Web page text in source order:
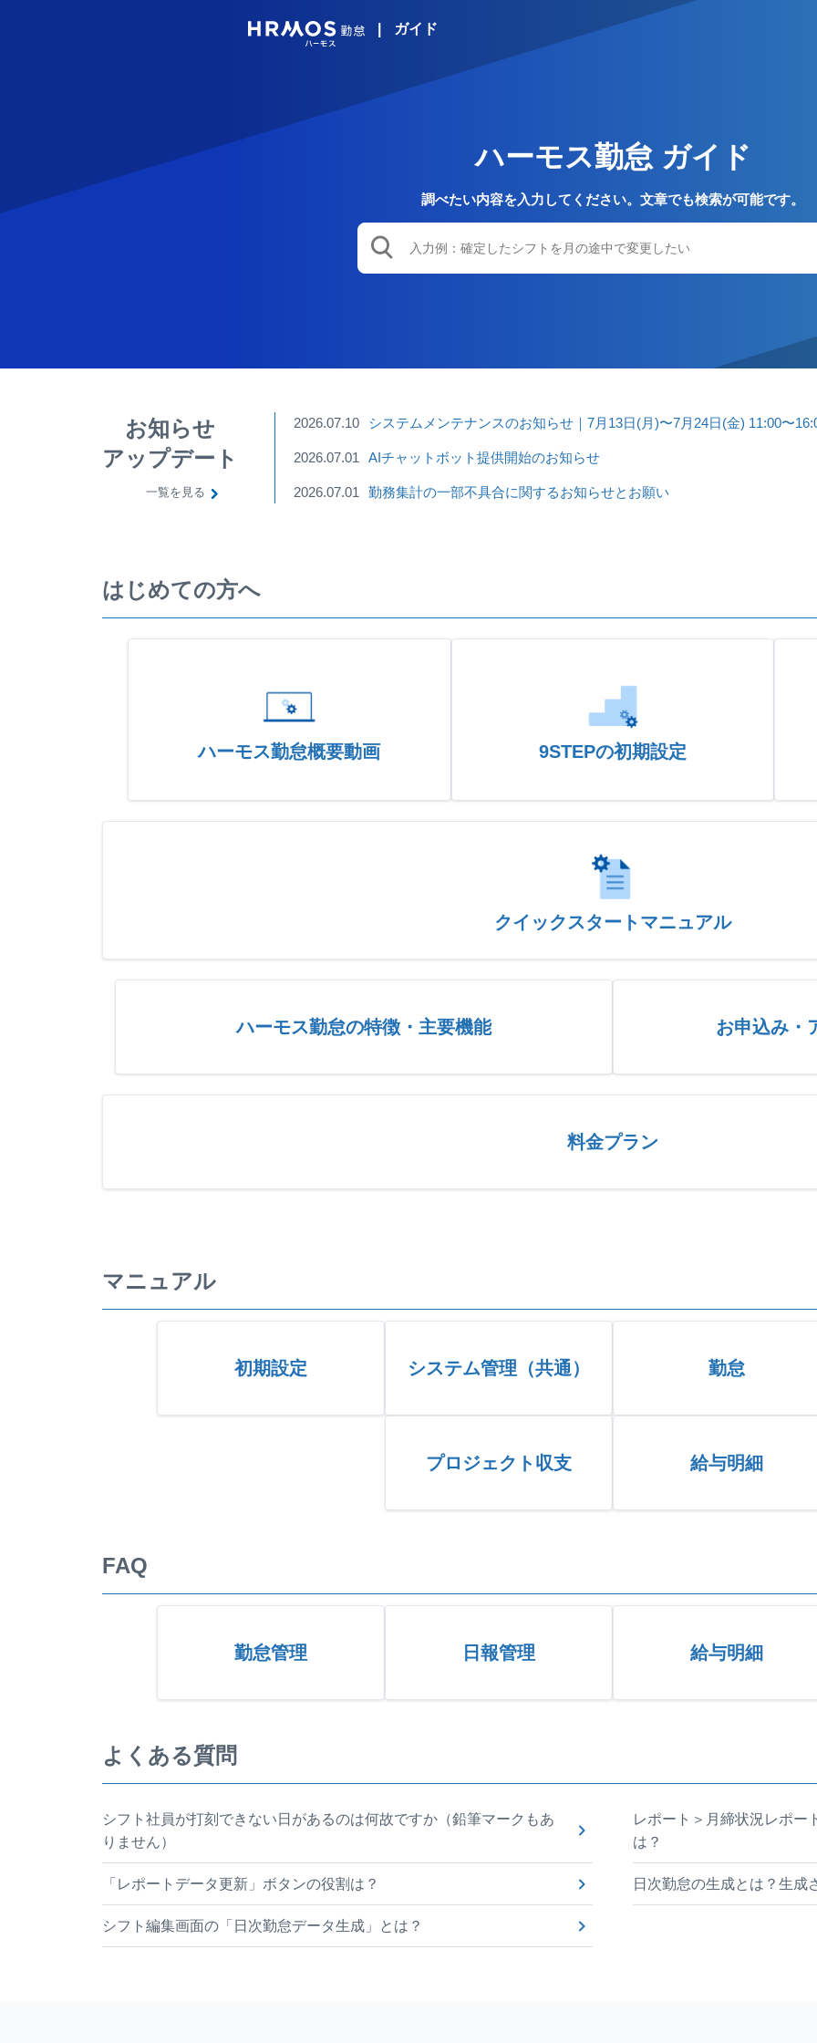
HRMOSガイド
ハーモス勤怠 ガイド
調べたい内容を入力してください。文章でも検索が可能です。
お知らせ
アップデート
一覧を見る
2026.07.10 システムメンテナンスのお知らせ｜7月13日(月)〜7月24日(金) 11:00〜
2026.07.01 AIチャットボット提供開始のお知らせ
2026.07.01 勤務集計の一部不具合に関するお知らせとお願い
はじめての方へ
ハーモス勤怠概要動画 9STEPの初期設定
クイックスタートマニュアル
ハーモス勤怠の特徴・主要機能 お申込み・
料金プラン
マニュアル
初期設定 システム管理（共通） 勤怠
プロジェクト収支 給与明細
FAQ
勤怠管理 日報管理 給与明細
よくある質問
シフト社員が打刻できない日があるのは何故ですか（鉛筆マークもあ
りません）
レポート＞月締状況レポー
は？
「レポートデータ更新」ボタンの役割は？ 日次勤怠の生成とは？生成
シフト編集画面の「日次勤怠データ生成」とは？